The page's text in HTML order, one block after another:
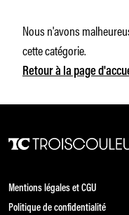
Nous n'avons
cette catégorie.
Retour à la page
Mentions légales et CGU
Politique de confidentialité